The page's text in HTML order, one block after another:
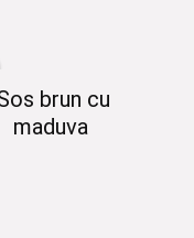
brun cu
maduva